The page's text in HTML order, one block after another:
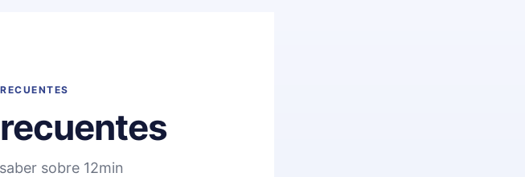
sobre 12min